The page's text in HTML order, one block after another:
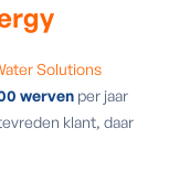
Solutions
werven per jaar
klant, daar